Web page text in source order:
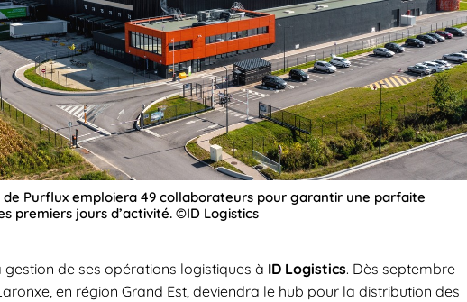
de Purflux emploiera 49 collaborateurs pour garantir une parfaite
premiers jours d’activité. ©ID Logistics
gestion de ses opérations logistiques à ID Logistics. Dès septembre
en région Grand Est, deviendra le hub pour la distribution des